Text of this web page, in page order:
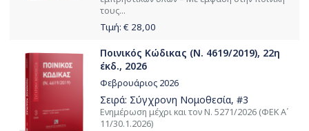
τους...
Τιμή: € 28,00
Ποινικός Κώδικας (Ν. 4619/2019), 22η
έκδ., 2026
Φεβρουάριος 2026
Σειρά: Σύγχρονη Νομοθεσία, #3
Ενημέρωση μέχρι και τον Ν. 5271/2026 (ΦΕΚ Α΄
11/30.1.2026)